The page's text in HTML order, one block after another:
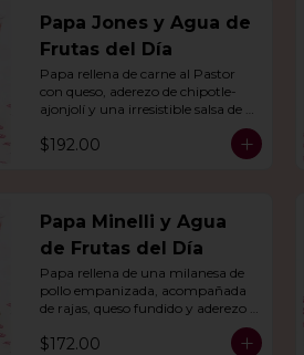
Papa Jones y Agua de
Frutas del Día
Papa rellena de carne al Pastor
con queso, aderezo de chipotle-
ajonjolí y una irresistible salsa de
agua del día.
$192.00
Papa Minelli y Agua
de Frutas del Día
Papa rellena de una milanesa de
pollo empanizada, acompañada
de rajas, queso fundido y aderezo
de chile poblano. Acompañado de
agua del día.
$172.00